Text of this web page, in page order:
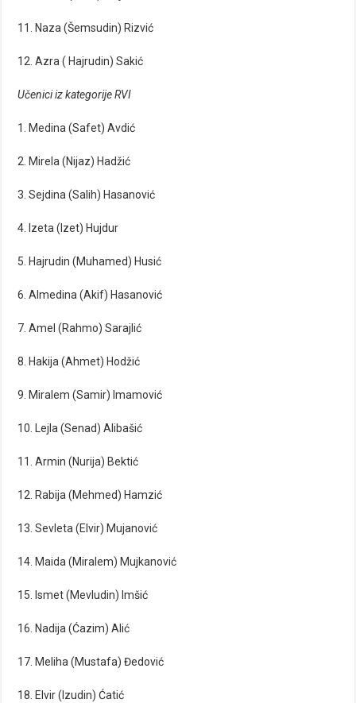
11. Naza (Šemsudin) Rizvić
12. Azra ( Hajrudin) Sakić
Učenici iz kategorije RVI
1. Medina (Safet) Avdić
2. Mirela (Nijaz) Hadžić
3. Sejdina (Salih) Hasanović
4. Izeta (Izet) Hujdur
5. Hajrudin (Muhamed) Husić
6. Almedina (Akif) Hasanović
7. Amel (Rahmo) Sarajlić
8. Hakija (Ahmet) Hodžić
9. Miralem (Samir) Imamović
10. Lejla (Senad) Alibašić
11. Armin (Nurija) Bektić
12. Rabija (Mehmed) Hamzić
13. Sevleta (Elvir) Mujanović
14. Maida (Miralem) Mujkanović
15. Ismet (Mevludin) Imšić
16. Nadija (Ćazim) Alić
17. Meliha (Mustafa) Đedović
18. Elvir (Izudin) Ćatić